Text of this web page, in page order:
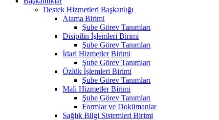
Destek Hizmetleri Başkanlığı
Atama Birimi
Şube Görev Tanımları
Disipilin İşlemleri Birimi
Şube Görev Tanımları
İdari Hizmetler Birimi
Şube Görev Tanımları
Özlük İşlemleri Birimi
Şube Görev Tanımları
Mali Hizmetler Birimi
Şube Görev Tanımları
Formlar ve Dokümanlar
Sağlık Bilgi Sistemleri Birimi